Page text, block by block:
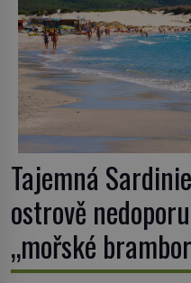
Tajemná
ostrově
„mořské